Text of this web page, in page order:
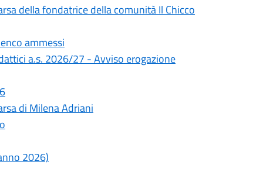
della fondatrice della comunità Il Chicco
ammessi
a.s. 2026/27 - Avviso erogazione
di Milena Adriani
2026)